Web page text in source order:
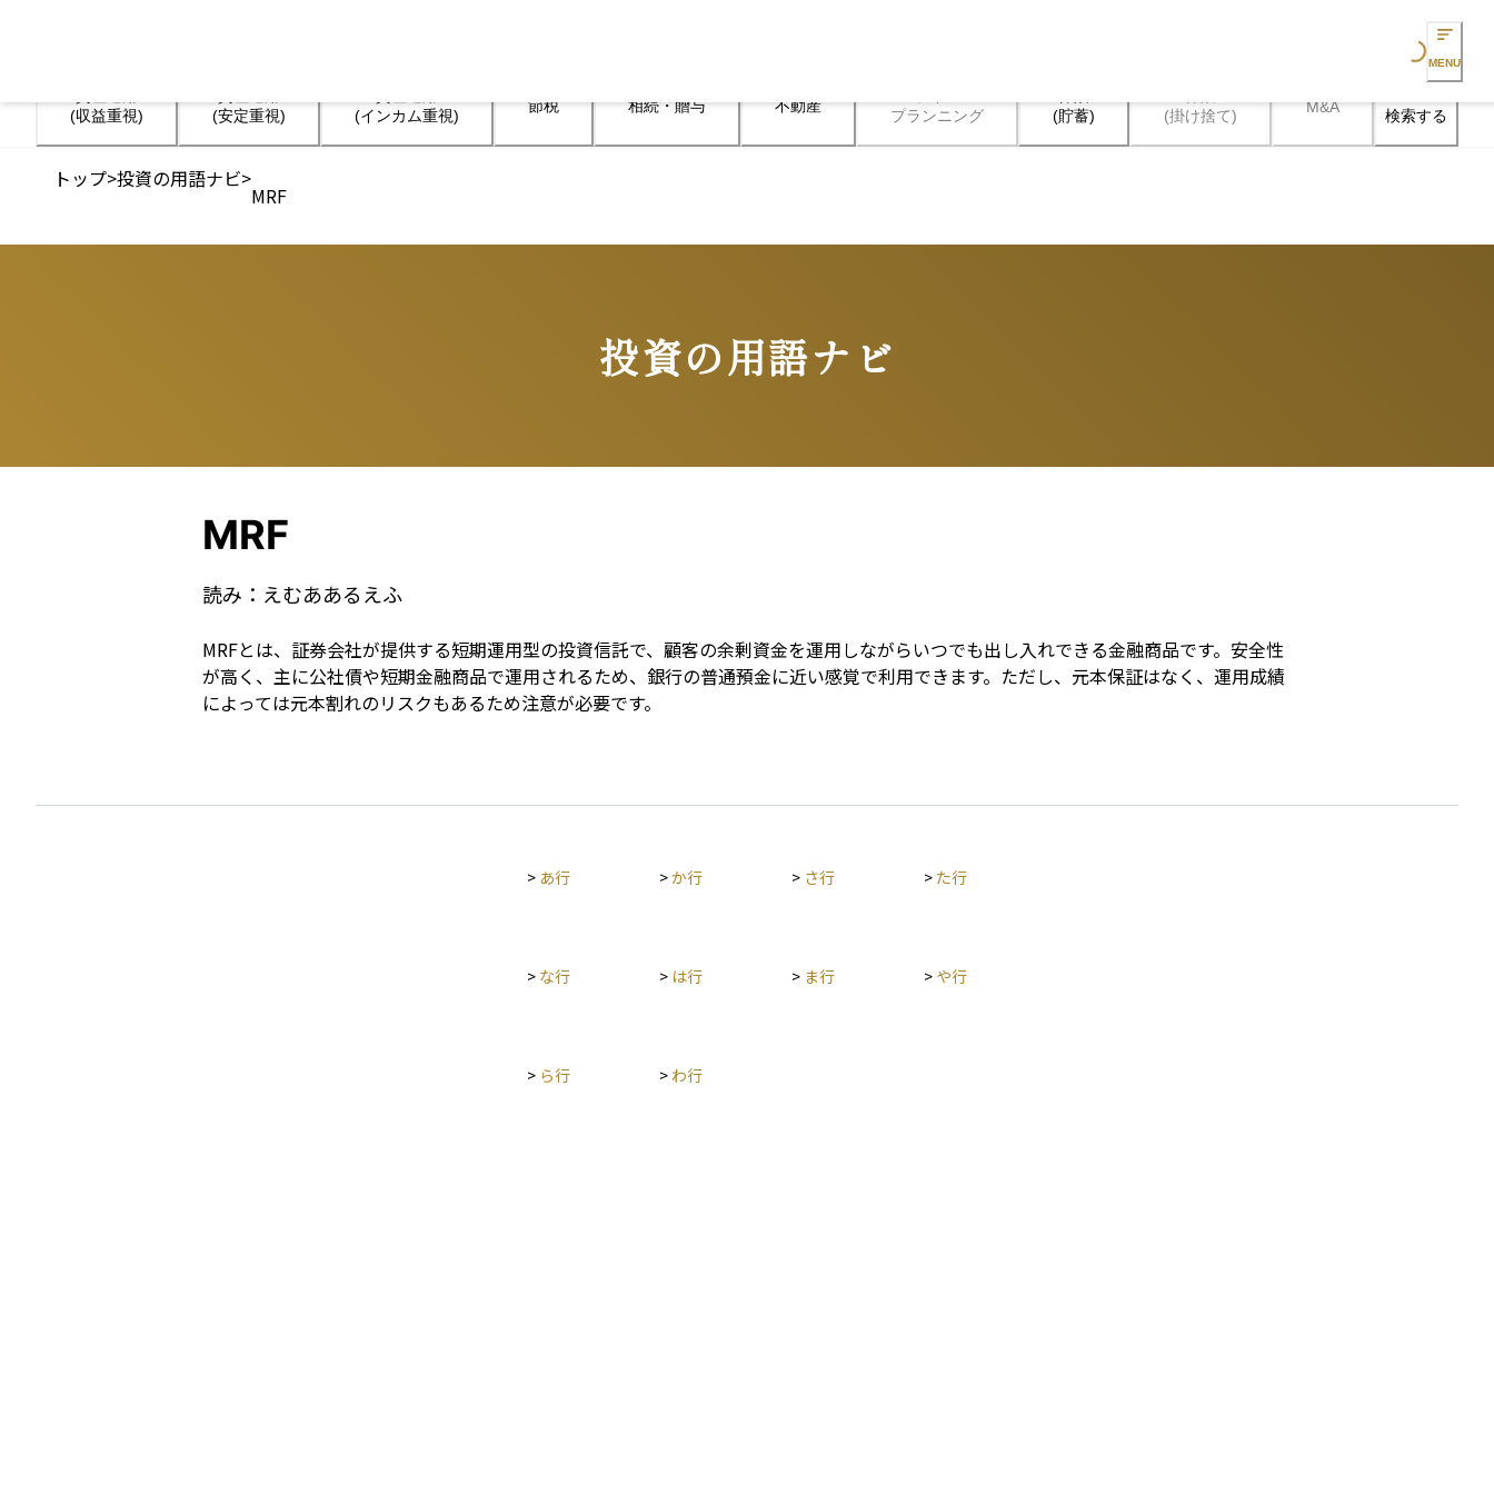
Loading...
MENU
(収益重視)
(安定重視)
(インカム重視)
節税 相続・贈与 不動産
プランニング
(貯蓄)
(掛け捨て)
M&A 検索する
トップ>投資の用語ナビ>
MRF
投資の用語ナビ
Terms
MRF
読み： えむああるえふ
MRFとは、証券会社が提供する短期運用型の投資信託で、顧客の余剰資金を運用しながらいつでも出し入れできる金融商品です。安全性
が高く、主に公社債や短期金融商品で運用されるため、銀行の普通預金に近い感覚で利用できます。ただし、元本保証はなく、運用成績
によっては元本割れのリスクもあるため注意が必要です。
> あ行 >か行 > さ行 > た行
> な行 > は行 > ま行 > や行
> ら行 > わ行